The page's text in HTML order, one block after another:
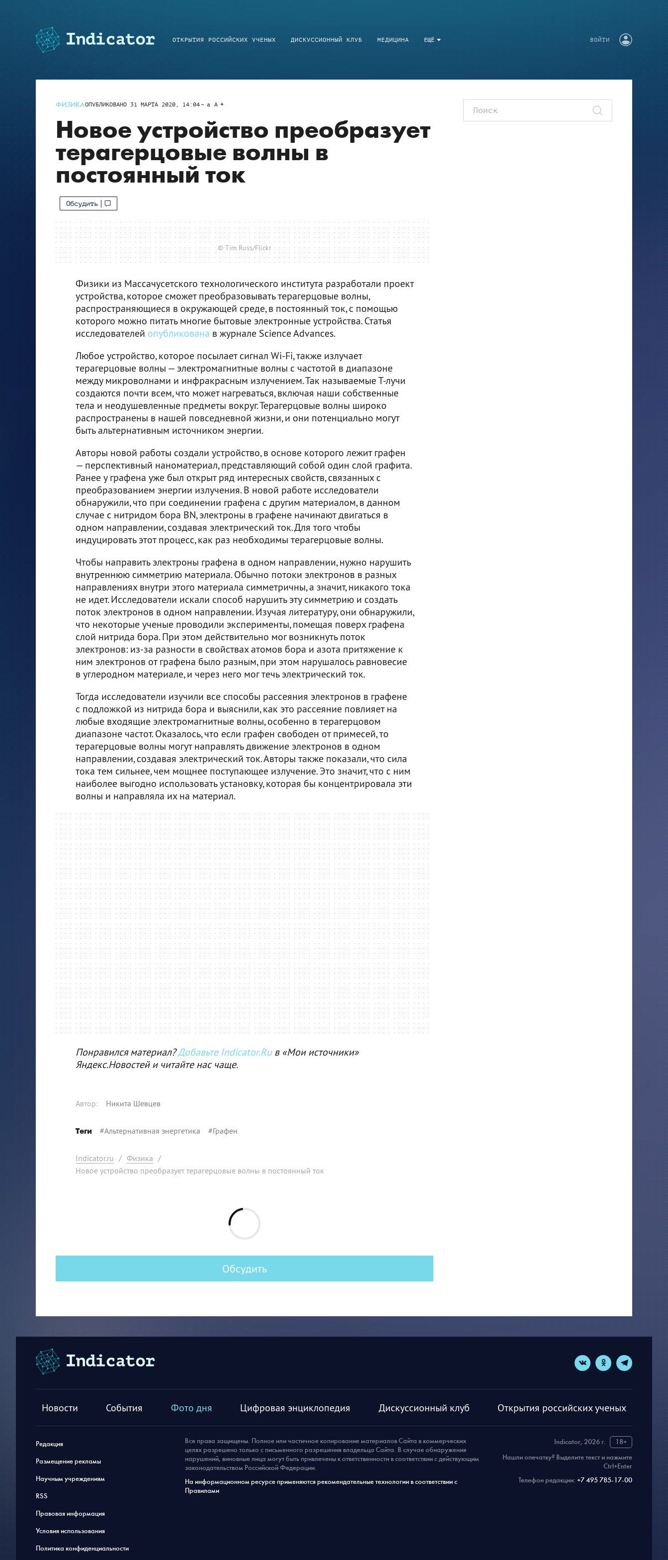
ЕЩЁ
ОТКРЫТИЯ РОССИЙСКИХ УЧЕНЫХ ДИСКУССИОННЫЙ КЛУБ МЕДИЦИНА ВОЙТИ
ФИЗИКАОПУБЛИКОВАНО 31 МАРТА 2020, 14:04 a A
Новое устройство преобразует
терагерцовые волны в
постоянный ток
Обсудить
© Tim Russ/Flickr
Физики из Массачусетского технологического института разработали проект
устройства, которое сможет преобразовывать терагерцовые волны,
распространяющиеся в окружающей среде, в постоянный ток, с помощью
которого можно питать многие бытовые электронные устройства. Статья
исследователей опубликована в журнале Science Advances.
Любое устройство, которое посылает сигнал Wi-Fi, также излучает
терагерцовые волны — электромагнитные волны с частотой в диапазоне
между микроволнами и инфракрасным излучением. Так называемые Т-лучи
создаются почти всем, что может нагреваться, включая наши собственные
тела и неодушевленные предметы вокруг. Терагерцовые волны широко
распространены в нашей повседневной жизни, и они потенциально могут
быть альтернативным источником энергии.
Авторы новой работы создали устройство, в основе которого лежит графен
— перспективный наноматериал, представляющий собой один слой графита.
Ранее у графена уже был открыт ряд интересных свойств, связанных с
преобразованием энергии излучения. В новой работе исследователи
обнаружили, что при соединении графена с другим материалом, в данном
случае с нитридом бора BN, электроны в графене начинают двигаться в
одном направлении, создавая электрический ток. Для того чтобы
индуцировать этот процесс, как раз необходимы терагерцовые волны.
Чтобы направить электроны графена в одном направлении, нужно нарушить
внутреннюю симметрию материала. Обычно потоки электронов в разных
направлениях внутри этого материала симметричны, а значит, никакого тока
не идет. Исследователи искали способ нарушить эту симметрию и создать
поток электронов в одном направлении. Изучая литературу, они обнаружили,
что некоторые ученые проводили эксперименты, помещая поверх графена
слой нитрида бора. При этом действительно мог возникнуть поток
электронов: из-за разности в свойствах атомов бора и азота притяжение к
ним электронов от графена было разным, при этом нарушалось равновесие
в углеродном материале, и через него мог течь электрический ток.
Тогда исследователи изучили все способы рассеяния электронов в графене
с подложкой из нитрида бора и выяснили, как это рассеяние повлияет на
любые входящие электромагнитные волны, особенно в терагерцовом
диапазоне частот. Оказалось, что если графен свободен от примесей, то
терагерцовые волны могут направлять движение электронов в одном
направлении, создавая электрический ток. Авторы также показали, что сила
тока тем сильнее, чем мощнее поступающее излучение. Это значит, что с ним
наиболее выгодно использовать установку, которая бы концентрировала эти
волны и направляла их на материал.
Понравился материал?Добавьте Indicator.Ruв «Мои источники»
Яндекс.Новостей и читайте нас чаще.
Автор: Никита Шевцев
Теги #Альтернативная энергетика #Графен
Indicator.ru / Физика /
Новое устройство преобразует терагерцовые волны в постоянный ток
Обсудить
Новости События Фото дня Цифровая энциклопедия Дискуссионный клуб Открытия российских ученых
Редакция
Размещение рекламы
Научным учреждениям
RSS
Правовая информация
Условия использования
Политика конфиденциальности
Indicator, 2026 г.
18+
Нашли опечатку? Выделите текст и нажмите
Ctrl+Enter
Телефон редакции: +7 495 785-17-00
Все права защищены. Полное или частичное копирование материалов Сайта в коммерческих
целях разрешено только с письменного разрешения владельца Сайта. В случае обнаружения
нарушений, виновные лица могут быть привлечены к ответственности в соответствии с действующим
законодательством Российской Федерации.
На информационном ресурсе применяются рекомендательные технологии в соответствии с
Правилами